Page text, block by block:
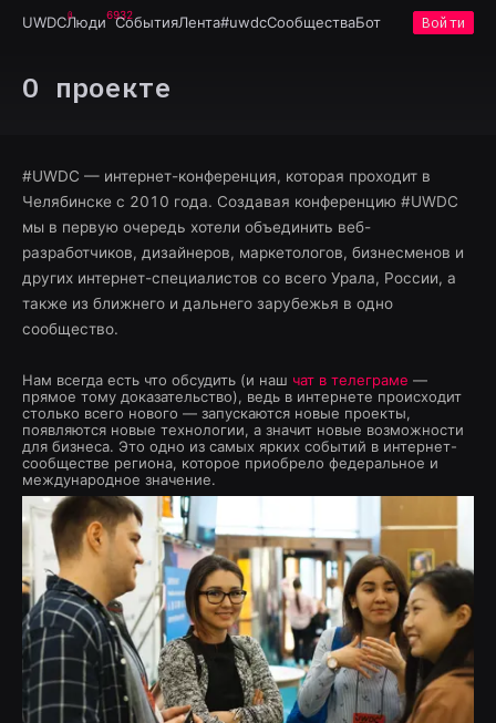
UWDCЛюди6932
СобытияЛента#uwdcСообществаБот Войти
О проекте
#UWDC — интернет-конференция, которая проходит в
Челябинске с 2010 года. Создавая конференцию #UWDC
мы в первую очередь хотели объединить веб-
разработчиков, дизайнеров, маркетологов, бизнесменов и
других интернет-специалистов со всего Урала, России, а
также из ближнего и дальнего зарубежья в одно
сообщество.
Нам всегда есть что обсудить (и наш чат в телеграме —
прямое тому доказательство), ведь в интернете происходит
столько всего нового — запускаются новые проекты,
появляются новые технологии, а значит новые возможности
для бизнеса. Это одно из самых ярких событий в интернет-
сообществе региона, которое приобрело федеральное и
международное значение.